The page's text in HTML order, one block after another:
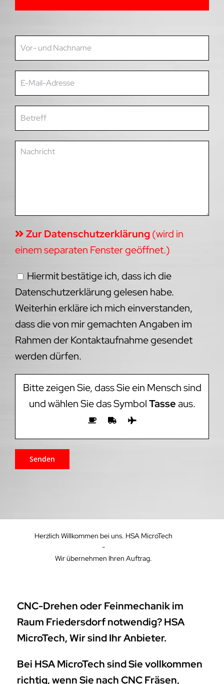
Zur Datenschutzerklärung(wird in
einem separaten Fenster geöffnet.)
Hiermit bestätige ich, dass ich die
Datenschutzerklärung gelesen habe.
Weiterhin erkläre ich mich einverstanden,
dass die von mir gemachten Angaben im
Rahmen der Kontaktaufnahme gesendet
werden dürfen.
Bitte zeigen Sie, dass Sie ein Mensch sind
und wählen Sie das SymbolTasseaus.
Herzlich Willkommen bei uns. HSA MicroTech
-
Wir übernehmen Ihren Auftrag.
CNC-Drehen oder Feinmechanik im
Raum Friedersdorf notwendig? HSA
MicroTech, Wir sind Ihr Anbieter.
Bei HSA MicroTech sind Sie vollkommen
richtig, wenn Sie nach CNC Fräsen,